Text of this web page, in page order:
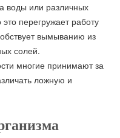
воды или различных
перегружает работу
вымыванию из
солей.
многие принимают за
ложную и